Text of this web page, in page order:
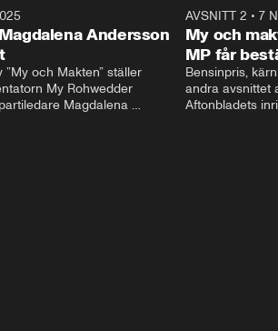
Andersson
och Makten” ställer
My Rohwedder
Magdalena
AVSNITT 2 • 7
My och
MP får
Bensinpris,
andra avsnittet
Aftonbladets